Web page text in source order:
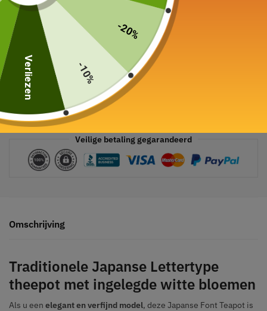
Veilige betaling gegarandeerd
Omschrijving
Traditionele Japanse Lettertype
theepot met ingelegde witte bloemen
Als u een elegant en verfijnd model, deze Japanse Font Teapot is
-20%
-10%
Verliezen